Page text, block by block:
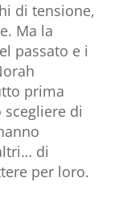
di tensione,
Ma la
passato e i
prima
scegliere di
di
per loro.